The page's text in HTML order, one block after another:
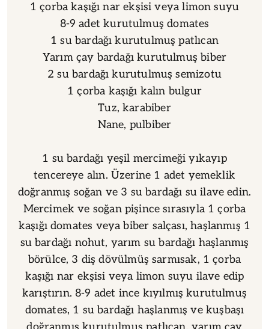
1 çorba kaşığı nar ekşisi veya limon suyu
8-9 adet kurutulmuş domates
1 su bardağı kurutulmuş patlıcan
Yarım çay bardağı kurutulmuş biber
2 su bardağı kurutulmuş semizotu
1 çorba kaşığı kalın bulgur
Tuz, karabiber
Nane, pulbiber
1 su bardağı yeşil mercimeği yıkayıp
tencereye alın. Üzerine 1 adet yemeklik
doğranmış soğan ve 3 su bardağı su ilave edin.
Mercimek ve soğan pişince sırasıyla 1 çorba
kaşığı domates veya biber salçası, haşlanmış 1
su bardağı nohut, yarım su bardağı haşlanmış
börülce, 3 diş dövülmüş sarmısak, 1 çorba
kaşığı nar ekşisi veya limon suyu ilave edip
karıştırın. 8-9 adet ince kıyılmış kurutulmuş
domates, 1 su bardağı haşlanmış ve kuşbaşı